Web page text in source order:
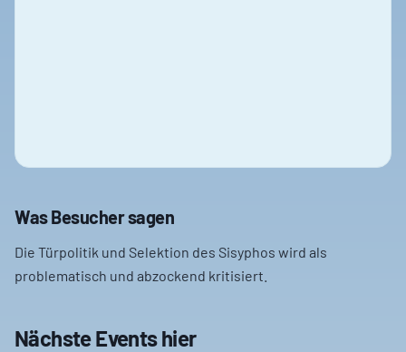
Was Besucher sagen
Die Türpolitik und Selektion des Sisyphos wird als
problematisch und abzockend kritisiert.
Nächste Events hier